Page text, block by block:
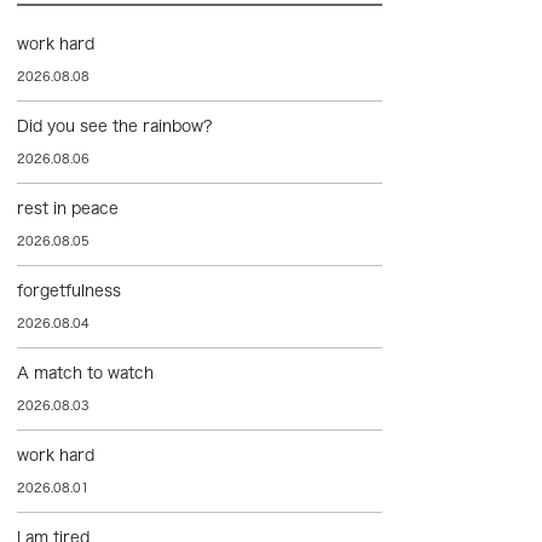
work hard
2026.08.08
Did you see the rainbow?
2026.08.06
rest in peace
2026.08.05
forgetfulness
2026.08.04
A match to watch
2026.08.03
work hard
2026.08.01
I am tired